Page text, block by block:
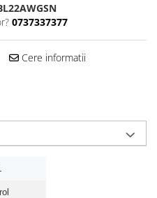
0737337377
Cere informatii